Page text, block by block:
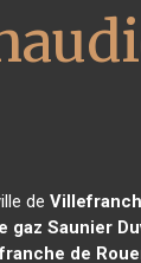
de
gaz Saunier
de